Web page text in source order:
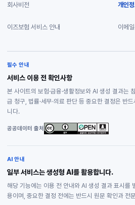
회사비전
이즈보험 서비스 안내
개인
이메
필수 안내
서비스 이용 전 확인사항
본 사이트의 보험·금융·생활정보와 AI 생성 결과는
금 청구, 법률·세무·의료 판단 등 중요한 결정은 반
니다.
공공데이터 출처
AI 안내
일부 서비스는 생성형 AI를 활용합니다.
해당 기능에는 이용 전 안내와 AI 생성 결과 표시를
용이며, 중요한 결정 전에는 반드시 원문 확인과 전